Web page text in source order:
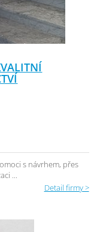
s návrhem, přes
...
Detail firmy >